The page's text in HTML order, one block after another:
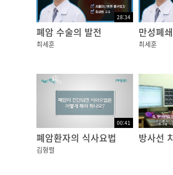
28:34
폐암 수술의 발전
최세훈 최세훈
00:41
폐암환자의 식사요법
김형렬